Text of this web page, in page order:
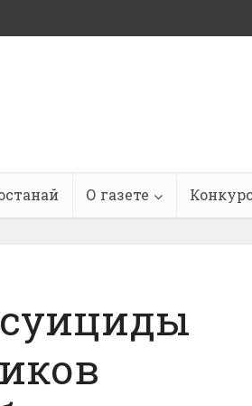
О газете
суициды